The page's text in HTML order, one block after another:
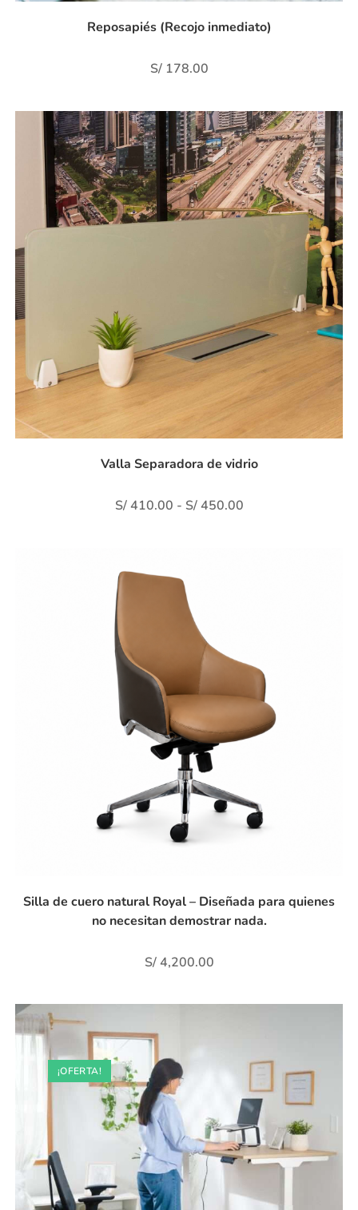
Reposapiés (Recojo inmediato)
S/178.00
Valla Separadora de vidrio
S/410.00 - S/450.00
Silla de cuero natural Royal – Diseñada para quienes
no necesitan demostrar nada.
S/4,200.00
¡OFERTA!